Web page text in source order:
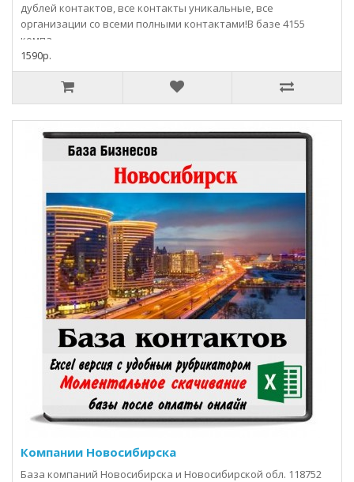
дублей контактов, все контакты уникальные, все
организации со всеми полными контактами!В базе 4155
компа..
1590р.
Компании Новосибирска
База компаний Новосибирска и Новосибирской обл. 118752